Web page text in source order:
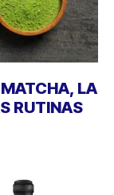
LA
RUTINAS